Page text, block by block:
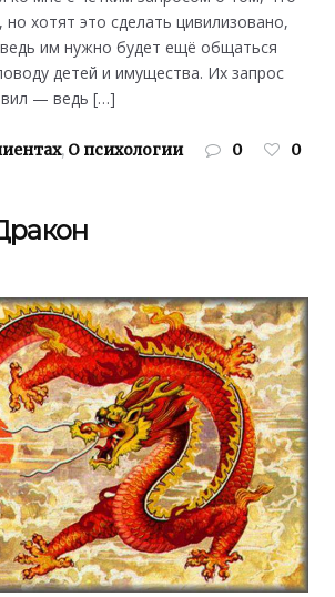
но хотят это сделать цивилизовано,
им нужно будет ещё общаться
детей и имущества. Их запрос
— ведь […]
, О психологии 0 0